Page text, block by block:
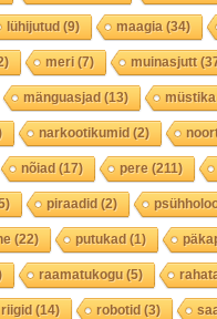
lühijutud(9) maagia (34)
meri(7) muinasjutt
mänguasjad(13) müstika
narkootikumid(2)
nõiad(17) pere (211)
piraadid(2)
(22) putukad(1)
raamatukogu(5)
riigid(14) robotid(3)